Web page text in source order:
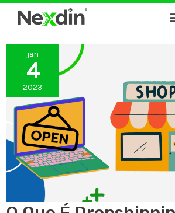
para
conteúdo
jan
4
2023